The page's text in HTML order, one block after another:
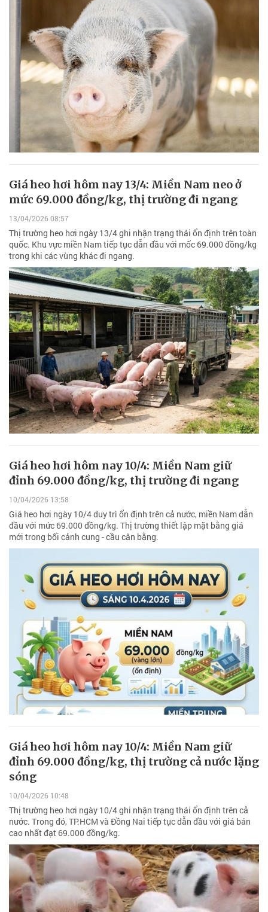
Giá heo hơi hôm nay 13/4: Miền Nam neo ở
mức 69.000 đồng/kg, thị trường đi ngang
13/04/2026 08:57
Thị trường heo hơi ngày 13/4 ghi nhận trạng thái ổn định trên toàn
quốc. Khu vực miền Nam tiếp tục dẫn đầu với mốc 69.000 đồng/kg
trong khi các vùng khác đi ngang.
Giá heo hơi hôm nay 10/4: Miền Nam giữ
đỉnh 69.000 đồng/kg, thị trường đi ngang
10/04/2026 13:58
Giá heo hơi ngày 10/4 duy trì ổn định trên cả nước, miền Nam dẫn
đầu với mức 69.000 đồng/kg. Thị trường thiết lập mặt bằng giá
mới trong bối cảnh cung - cầu cân bằng.
Giá heo hơi hôm nay 10/4: Miền Nam giữ
đỉnh 69.000 đồng/kg, thị trường cả nước lặng
sóng
10/04/2026 10:48
Thị trường heo hơi ngày 10/4 ghi nhận trạng thái ổn định trên cả
nước. Trong đó, TP.HCM và Đồng Nai tiếp tục dẫn đầu với giá bán
cao nhất đạt 69.000 đồng/kg.